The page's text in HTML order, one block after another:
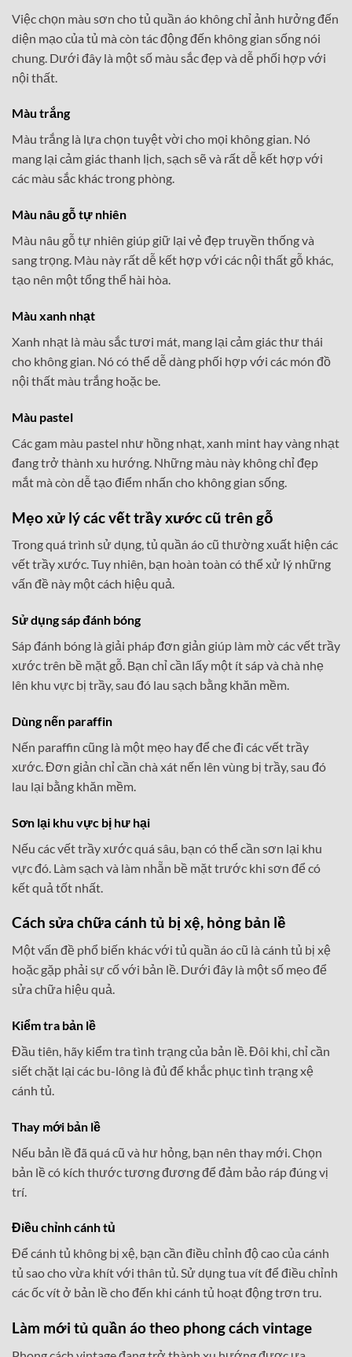
Việc chọn màu sơn cho tủ quần áo không chỉ ảnh hưởng đến
diện mạo của tủ mà còn tác động đến không gian sống nói
chung. Dưới đây là một số màu sắc đẹp và dễ phối hợp với
nội thất.
Màu trắng
Màu trắng là lựa chọn tuyệt vời cho mọi không gian. Nó
mang lại cảm giác thanh lịch, sạch sẽ và rất dễ kết hợp với
các màu sắc khác trong phòng.
Màu nâu gỗ tự nhiên
Màu nâu gỗ tự nhiên giúp giữ lại vẻ đẹp truyền thống và
sang trọng. Màu này rất dễ kết hợp với các nội thất gỗ khác,
tạo nên một tổng thể hài hòa.
Màu xanh nhạt
Xanh nhạt là màu sắc tươi mát, mang lại cảm giác thư thái
cho không gian. Nó có thể dễ dàng phối hợp với các món đồ
nội thất màu trắng hoặc be.
Màu pastel
Các gam màu pastel như hồng nhạt, xanh mint hay vàng nhạt
đang trở thành xu hướng. Những màu này không chỉ đẹp
mắt mà còn dễ tạo điểm nhấn cho không gian sống.
Mẹo xử lý các vết trầy xước cũ trên gỗ
Trong quá trình sử dụng, tủ quần áo cũ thường xuất hiện các
vết trầy xước. Tuy nhiên, bạn hoàn toàn có thể xử lý những
vấn đề này một cách hiệu quả.
Sử dụng sáp đánh bóng
Sáp đánh bóng là giải pháp đơn giản giúp làm mờ các vết trầy
xước trên bề mặt gỗ. Bạn chỉ cần lấy một ít sáp và chà nhẹ
lên khu vực bị trầy, sau đó lau sạch bằng khăn mềm.
Dùng nến paraffin
Nến paraffin cũng là một mẹo hay để che đi các vết trầy
xước. Đơn giản chỉ cần chà xát nến lên vùng bị trầy, sau đó
lau lại bằng khăn mềm.
Sơn lại khu vực bị hư hại
Nếu các vết trầy xước quá sâu, bạn có thể cần sơn lại khu
vực đó. Làm sạch và làm nhẵn bề mặt trước khi sơn để có
kết quả tốt nhất.
Cách sửa chữa cánh tủ bị xệ, hỏng bản lề
Một vấn đề phổ biến khác với tủ quần áo cũ là cánh tủ bị xệ
hoặc gặp phải sự cố với bản lề. Dưới đây là một số mẹo để
sửa chữa hiệu quả.
Kiểm tra bản lề
Đầu tiên, hãy kiểm tra tình trạng của bản lề. Đôi khi, chỉ cần
siết chặt lại các bu-lông là đủ để khắc phục tình trạng xệ
cánh tủ.
Thay mới bản lề
Nếu bản lề đã quá cũ và hư hỏng, bạn nên thay mới. Chọn
bản lề có kích thước tương đương để đảm bảo ráp đúng vị
trí.
Điều chỉnh cánh tủ
Để cánh tủ không bị xệ, bạn cần điều chỉnh độ cao của cánh
tủ sao cho vừa khít với thân tủ. Sử dụng tua vít để điều chỉnh
các ốc vít ở bản lề cho đến khi cánh tủ hoạt động trơn tru.
Làm mới tủ quần áo theo phong cách vintage